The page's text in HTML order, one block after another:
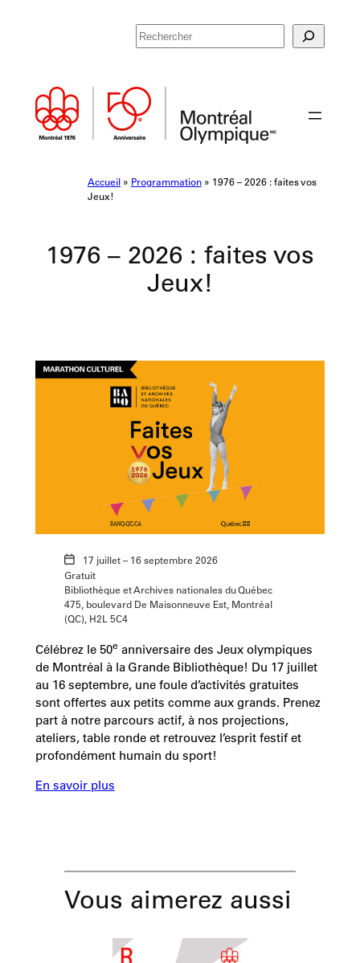
e
r
c
Accueil » Programmation» 1976 – 2026 : faites vos
Jeux!
1976 – 2026 : faites vos
Jeux!
17 juillet – 16 septembre 2026
Gratuit
Bibliothèque et Archives nationales du Québec
475, boulevard De Maisonneuve Est, Montréal
(QC), H2L 5C4
Célébrez le 50e anniversaire des Jeux olympiques
de Montréal à la Grande Bibliothèque! Du 17 juillet
au 16 septembre, une foule d’activités gratuites
sont offertes aux petits comme aux grands. Prenez
part à notre parcours actif, à nos projections,
ateliers, table ronde et retrouvez l’esprit festif et
profondément humain du sport!
En savoir plus
Vous aimerez aussi